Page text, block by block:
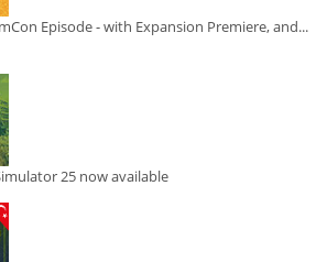
Episode - with Expansion Premiere, and...
25 now available